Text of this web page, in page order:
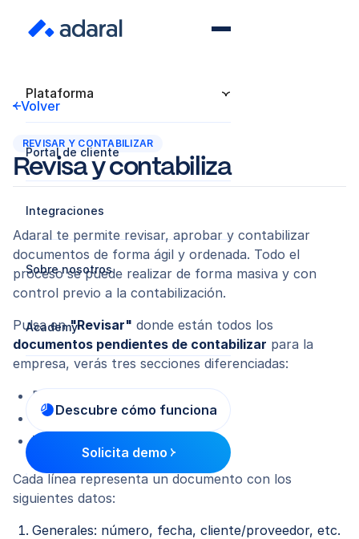
Plataforma
Portal de cliente
Integraciones
Sobre nosotros
Academy
Descubre cómo funciona
Solicita demo
Volver
Revisa y contabiliza
REVISAR Y CONTABILIZAR
Adaral te permite revisar, aprobar y contabilizar
documentos de forma ágil y ordenada. Todo el
proceso se puede realizar de forma masiva y con
control previo a la contabilización.
Pulsa en"Revisar" donde están todos los
documentos pendientes de contabilizar para la
empresa, verás tres secciones diferenciadas:
Facturas emitidas
Facturas recibidas
Tickets
Cada línea representa un documento con los
siguientes datos:
Generales: número, fecha, cliente/proveedor, etc.